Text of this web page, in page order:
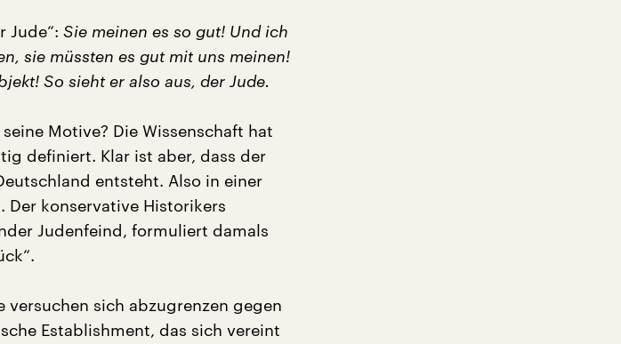
Jude“: Sie meinen es so gut! Und ich
sie müssten es gut mit uns meinen!
So sieht er also aus, der Jude.
Motive? Die Wissenschaft hat
definiert. Klar ist aber, dass der
entsteht. Also in einer
Der konservative Historikers
Judenfeind, formuliert damals
versuchen sich abzugrenzen gegen
Establishment, das sich vereint